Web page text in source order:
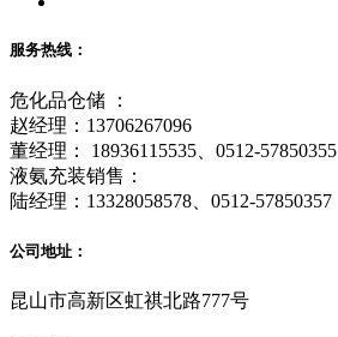
服务热线：
危化品仓储 ：
赵经理：13706267096
董经理： 18936115535、0512-57850355
液氨充装销售：
陆经理：13328058578、0512-57850357
公司地址：
昆山市高新区虹祺北路777号